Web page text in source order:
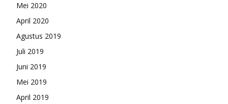
Mei 2020
April 2020
Agustus 2019
Juli 2019
Juni 2019
Mei 2019
April 2019